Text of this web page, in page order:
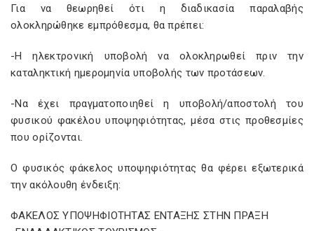
Για να θεωρηθεί ότι η διαδικασία παραλαβής
ολοκληρώθηκε εμπρόθεσμα, θα πρέπει:
-Η ηλεκτρονική υποβολή να ολοκληρωθεί πριν την
καταληκτική ημερομηνία υποβολής των προτάσεων.
-Να έχει πραγματοποιηθεί η υποβολή/αποστολή του
φυσικού φακέλου υποψηφιότητας, μέσα στις προθεσμίες
που ορίζονται.
Ο φυσικός φάκελος υποψηφιότητας θα φέρει εξωτερικά
την ακόλουθη ένδειξη:
ΦΑΚΕΛΟΣ ΥΠΟΨΗΦΙΟΤΗΤΑΣ ΕΝΤΑΞΗΣ ΣΤΗΝ ΠΡΑΞΗ